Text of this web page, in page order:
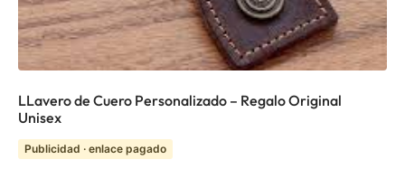
LLavero de Cuero Personalizado – Regalo Original
Unisex
Publicidad · enlace pagado